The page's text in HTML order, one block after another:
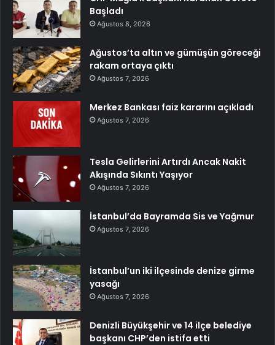
Başladı
Ağustos 8, 2026
Ağustos’ta altın ve gümüşün göreceği
rakam ortaya çıktı
Ağustos 7, 2026
Merkez Bankası faiz kararını açıkladı
Ağustos 7, 2026
Tesla Gelirlerini Artırdı Ancak Nakit
Akışında Sıkıntı Yaşıyor
Ağustos 7, 2026
İstanbul’da Bayramda Sis ve Yağmur
Ağustos 7, 2026
İstanbul’un iki ilçesinde denize girme
yasağı
Ağustos 7, 2026
Denizli Büyükşehir ve 14 ilçe belediye
başkanı CHP’den istifa etti